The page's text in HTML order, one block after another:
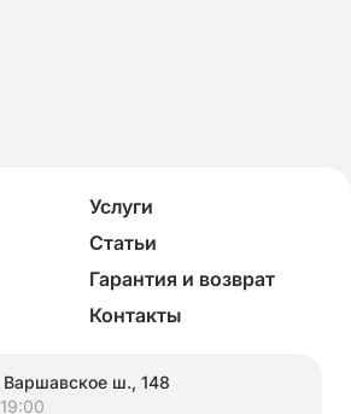
Услуги
Статьи
Гарантия и возврат
Контакты
Варшавское ш., 148